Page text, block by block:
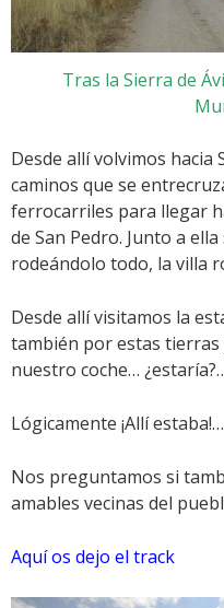
Tras la Sierra de
Desde allí volvimos hacia
caminos que se
ferrocarriles para llegar
de San Pedro. Junto a
rodeándolo todo, la villa
Desde allí visitamos la
también por estas
nuestro coche…
Lógicamente ¡Allí
Nos preguntamos si
amables vecinas del
Aquí os dejo el track